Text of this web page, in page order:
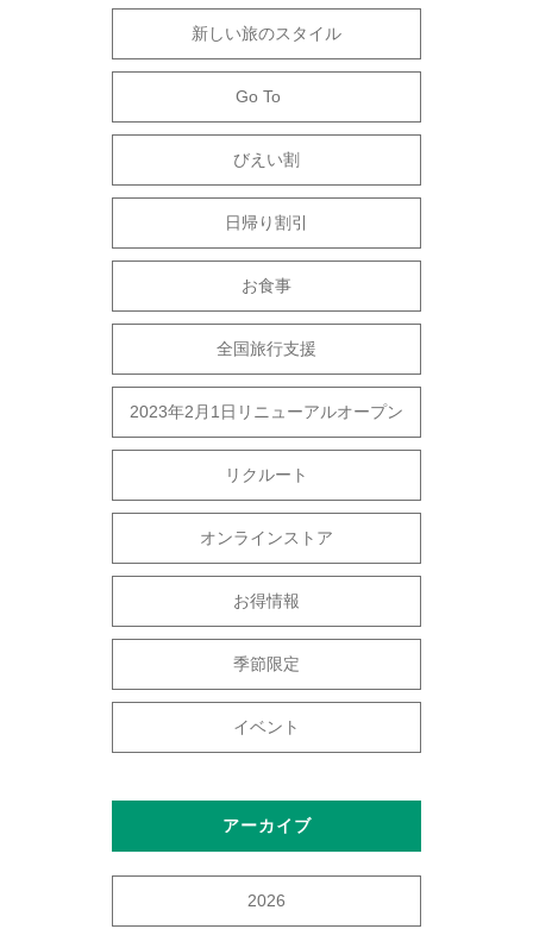
新しい旅のスタイル
Go To
びえい割
日帰り割引
お食事
全国旅行支援
2023年2月1日リニューアルオープン
リクルート
オンラインストア
お得情報
季節限定
イベント
アーカイブ
2026